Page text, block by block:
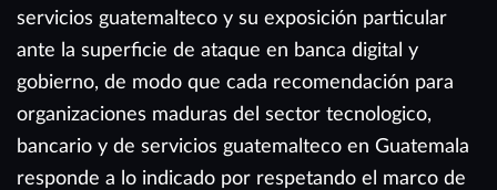
servicios guatemalteco y su exposición particular
ante la superficie de ataque en banca digital y
gobierno, de modo que cada recomendación para
organizaciones maduras del sector tecnologico,
bancario y de servicios guatemalteco en Guatemala
responde a lo indicado por respetando el marco de